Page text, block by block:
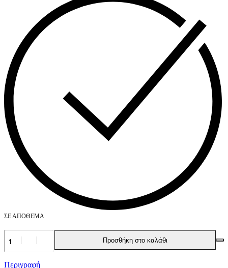
ΣΕ ΑΠΌΘΕΜΑ
Κούπα
I
want
Προσθήκη στο καλάθι
Περιγραφή